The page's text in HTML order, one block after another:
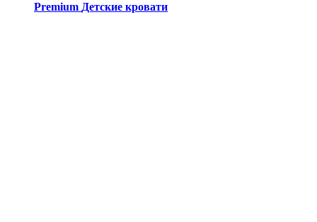
Premium Детские кровати